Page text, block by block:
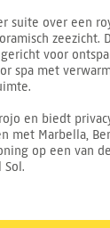
suite over een
zeezicht.
voor
spa met
en biedt
met Marbella,
op een van
Sol.